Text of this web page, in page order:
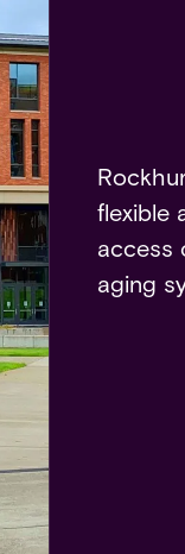
flexible
access
aging
of